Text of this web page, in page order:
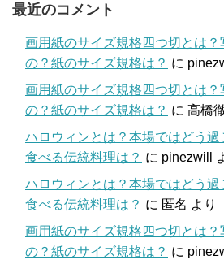
最近のコメント
画用紙のサイズ規格四つ切とは？
の？紙のサイズ規格は？ に
画用紙のサイズ規格四つ切とは？
の？紙のサイズ規格は？ に 高橋
ハロウィンとは？本場ではどう
食べる伝統料理は？ に pinezwill
ハロウィンとは？本場ではどう
食べる伝統料理は？ に 匿名 より
画用紙のサイズ規格四つ切とは？
の？紙のサイズ規格は？ に